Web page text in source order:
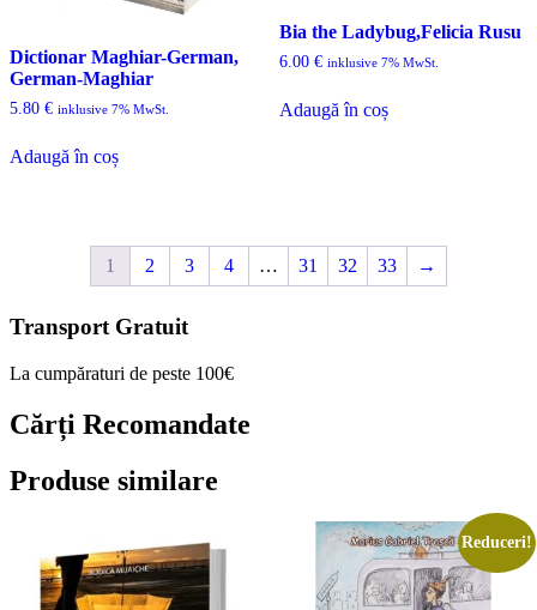
Dictionar Maghiar-German,
German-Maghiar
5.80 € inklusive 7% MwSt.
Adaugă în coș
Bia the Ladybug,Felicia Rusu
6.00 € inklusive 7% MwSt.
Adaugă în coș
1 2 3 4 … 31 32 33 →
Transport Gratuit
La cumpăraturi de peste 100€
Cărți Recomandate
Produse similare
Reduceri!